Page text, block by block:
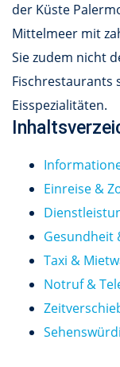
der Küste
Mittelmeer mit
Sie zudem nicht
Fischrestaurants
Eisspezialitäten.
Einreise &
Gesundheit
Taxi &
Notruf &